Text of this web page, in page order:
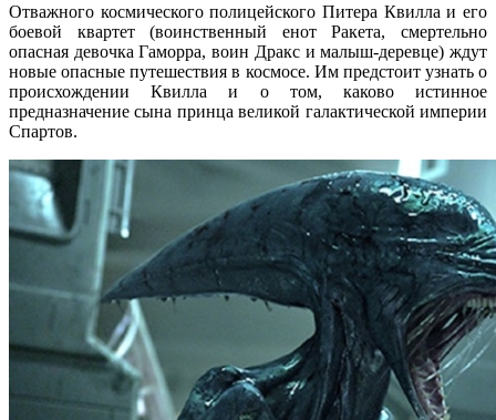
Отважного космического полицейского Питера Квилла и его
боевой квартет (воинственный енот Ракета, смертельно
опасная девочка Гаморра, воин Дракс и малыш-деревце) ждут
новые опасные путешествия в космосе. Им предстоит узнать о
происхождении Квилла и о том, каково истинное
предназначение сына принца великой галактической империи
Спартов.